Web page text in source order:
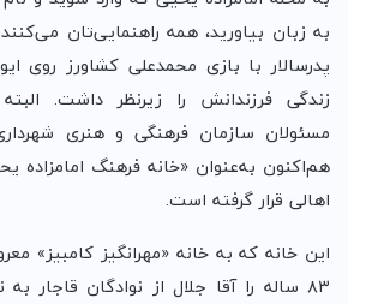
به زبان بیاورید، همه راهنمایی‌تان
پدرسالار با بازی محمدعلی کشاورز روی
زندگی فرزندانش را زیرنظر داشت.
مسئولان سازمان فرهنگی و هنری
هم‌اکنون به‌عنوان «خانه فرهنگ امامزاده
اهالی قرار گرفته است.
این خانه که به خانه «مهرانگیز کامبیز»
۸۳ ساله را آقا جلال از نوادگان قاجار